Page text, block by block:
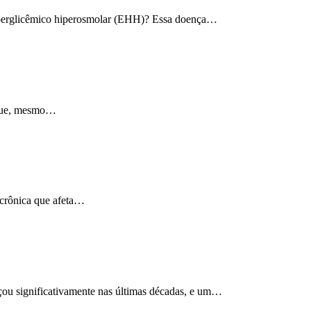
hiperosmolar (EHH)? Essa doença…
mesmo…
que afeta…
significativamente nas últimas décadas, e um…